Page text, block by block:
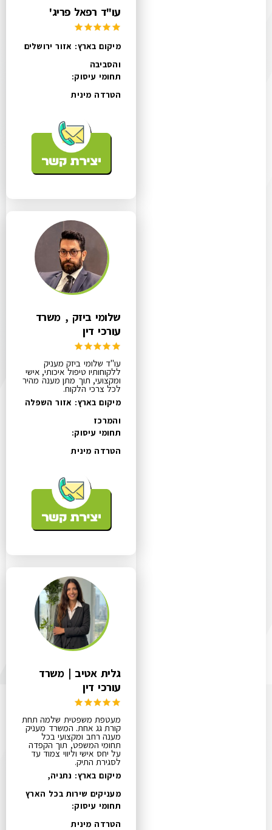
עו"ד רפאל פריג'
מיקום בארץ: אזור ירושלים
והסביבה
תחומי עיסוק:
הטרדה מינית
שלומי ביזק , משרד
עורכי דין
עו"ד שלומי ביזק מעניק
ללקוחותיו טיפול איכותי, אישי
ומקצועי, תוך מתן מענה מהיר
לכל צרכי הלקוח.
מיקום בארץ: אזור השפלה
והמרכז
תחומי עיסוק:
הטרדה מינית
גלית אטיב | משרד
עורכי דין
מעטפת משפטית שלמה תחת
קורת גג אחת. המשרד מעניק
מענה רחב ומקצועי בכל
תחומי המשפט, תוך הקפדה
על יחס אישי וליווי צמוד עד
לסגירת התיק.
מיקום בארץ: נתניה,
מעניקים שירות בכל הארץ
תחומי עיסוק:
הטרדה מינית